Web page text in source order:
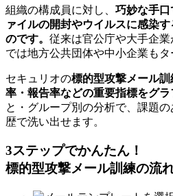
組織の構成員に対し、 巧妙な手
ァイルの開封やウイルスに感染
のです。 従来は官公庁や大手企
では地方公共団体や中小企業もタ
セキュリオの標的型攻撃メール
率・報告率などの重要指標をグラ
と・グループ別の分析で、課題
歴で洗い出せます。
3ステップでかんたん！
標的型攻撃メール訓練の流